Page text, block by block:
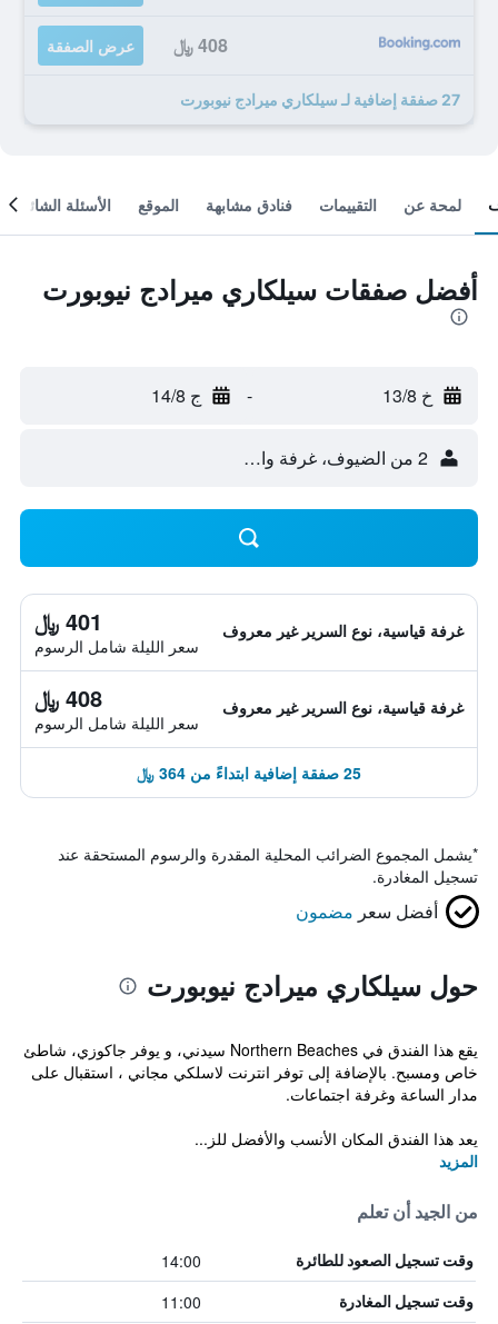
408 ﷼ عرض الصفقة
27 صفقة إضافية لـ سيلكاري ميرادج نيوبورت
لمحة عن التقييمات فنادق مشابهة الموقع الأسئلة الشائعة
أفضل صفقات سيلكاري ميرادج نيوبورت
خ 13/8 - ج 14/8
2 من الضيوف، غرفة واحدة
غرفة قياسية، نوع السرير غير معروف 401 ﷼
سعر الليلة شامل الرسوم
غرفة قياسية، نوع السرير غير معروف 408 ﷼
سعر الليلة شامل الرسوم
25 صفقة إضافية ابتداءً من 364 ﷼
*يشمل المجموع الضرائب المحلية المقدرة والرسوم المستحقة عند
تسجيل المغادرة.
أفضل سعر مضمون
حول سيلكاري ميرادج نيوبورت
يقع هذا الفندق في Northern Beaches سيدني، و يوفر جاكوزي، شاطئ
خاص ومسبح. بالإضافة إلى توفر انترنت لاسلكي مجاني ، استقبال على
مدار الساعة وغرفة اجتماعات.
يعد هذا الفندق المكان الأنسب والأفضل للز...
المزيد
من الجيد أن تعلم
وقت تسجيل الصعود للطائرة 14:00
وقت تسجيل المغادرة 11:00